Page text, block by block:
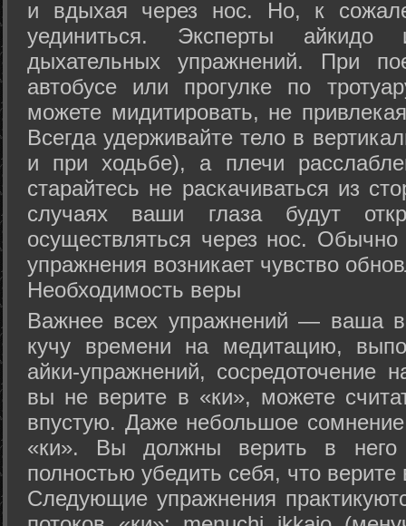
и вдыхая через нос. Но, к
уединиться. Эксперты айкидо
дыхательных упражнений. При
автобусе или прогулке по
можете мидитировать, не
Всегда удерживайте тело в
и при ходьбе), а плечи
старайтесь не раскачиваться из
случаях ваши глаза будут
осуществляться через нос. Обычно
упражнения возникает чувство
Необходимость веры
Важнее всех упражнений — ваша
кучу времени на медитацию,
айки-упражнений, сосредоточение
вы не верите в «ки», можете
впустую. Даже небольшое сомнение
«ки». Вы должны верить в
полностью убедить себя, что верите
Следующие упражнения